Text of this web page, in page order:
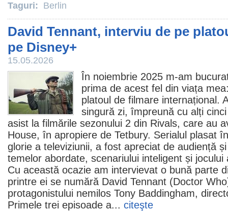
Taguri: Berlin
David Tennant, interviu de pe
pe Disney+
15.05.2026
În noiembrie 2025 m-am
prima de acest fel din viața
platoul de filmare internațional.
singură zi, împreună cu alți
asist la filmările sezonului 2 din Rivals, care au
House, în apropiere de Tetbury. Serialul plasat
glorie a televiziunii, a fost apreciat de audiență
temelor abordate, scenariului inteligent și
Cu această ocazie am intervievat o bună parte
printre ei se numără David Tennant (Doctor
protagonistului nemilos Tony Baddingham,
Primele trei episoade a... citeşte